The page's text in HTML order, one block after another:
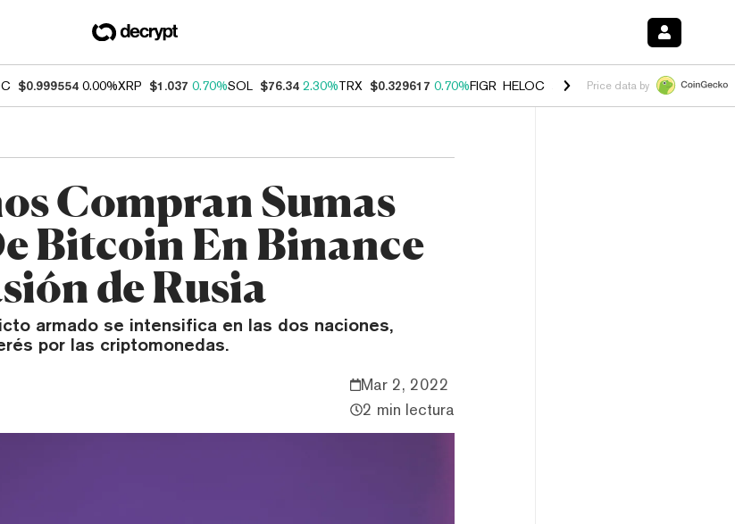
$0.999554 0.00%XRP $1.037 0.70%SOL $76.34 2.30%TRX $0.329617 0.70%FIGR_HELOC $1.001 -2.70%HYPE $54.76
Price data by
Compran Sumas
Bitcoin En Binance
de Rusia
armado se intensifica en las dos naciones,
por las criptomonedas.
Mar 2, 2022
2 min lectura